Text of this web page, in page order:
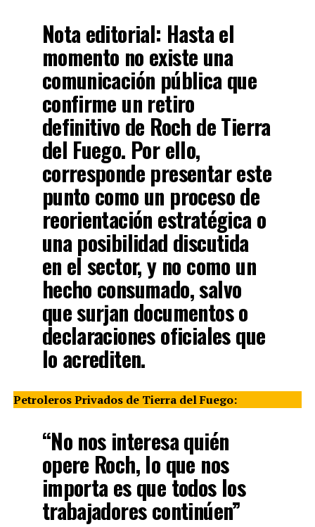
Nota editorial: Hasta el
momento no existe una
comunicación pública que
confirme un retiro
definitivo de Roch de Tierra
del Fuego. Por ello,
corresponde presentar este
punto como un proceso de
reorientación estratégica o
una posibilidad discutida
en el sector, y no como un
hecho consumado, salvo
que surjan documentos o
declaraciones oficiales que
lo acrediten.
Petroleros Privados de Tierra del Fuego:
“No nos interesa quién
opere Roch, lo que nos
importa es que todos los
trabajadores continúen”